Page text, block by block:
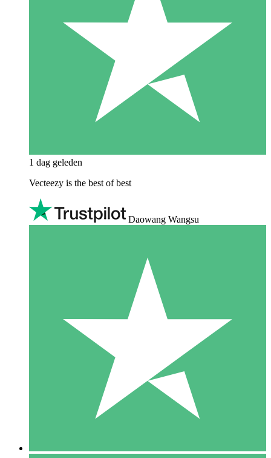
1 dag geleden
Vecteezy is the best of best
Daowang Wangsu